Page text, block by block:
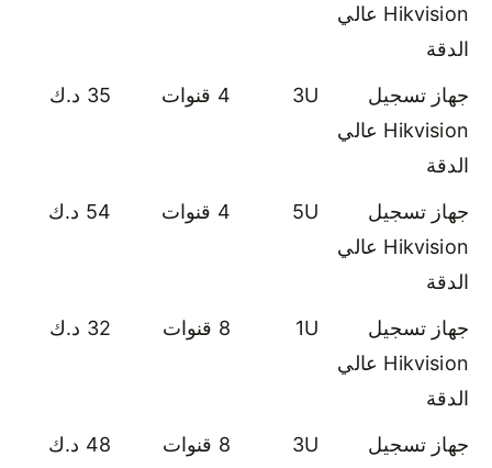
Hikvision عالي
الدقة
جهاز تسجيل
Hikvision عالي
الدقة
3U 4 قنوات 35 د.ك
جهاز تسجيل
Hikvision عالي
الدقة
5U 4 قنوات 54 د.ك
جهاز تسجيل
Hikvision عالي
الدقة
1U 8 قنوات 32 د.ك
جهاز تسجيل
3U 8 قنوات 48 د.ك